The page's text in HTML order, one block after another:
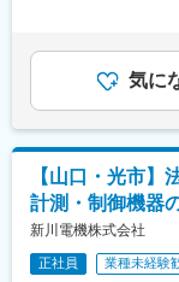
岡山：主任（
山口：（3年目
※前職は整備
います！
＼ 安心の入
・1か月間の
学ぶことがで
・ベテラン社
6)その後、工
アップ
◎顧客先：山
■教育体制/入
入社後は先輩
にレクチャー
い。まずは同
ン、定期校正
書類作成から
2回（7月・
与α■昇給：年
考を通じて上
めた表記です
気に
【山口・光市
計測・制御機器
新川電機株式会社
正社員 業種未経験